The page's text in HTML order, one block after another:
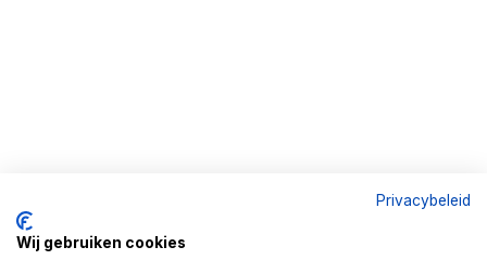
Privacybeleid
Wij gebruiken cookies